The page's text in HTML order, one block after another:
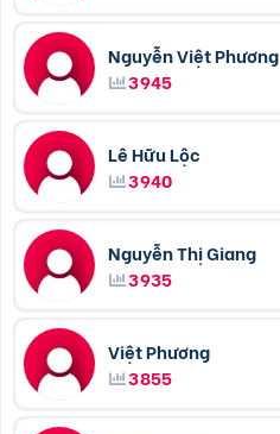
Nguyễn Việt Phương
3945
Lê Hữu Lộc
3940
Nguyễn Thị Giang
3935
Việt Phương
3855